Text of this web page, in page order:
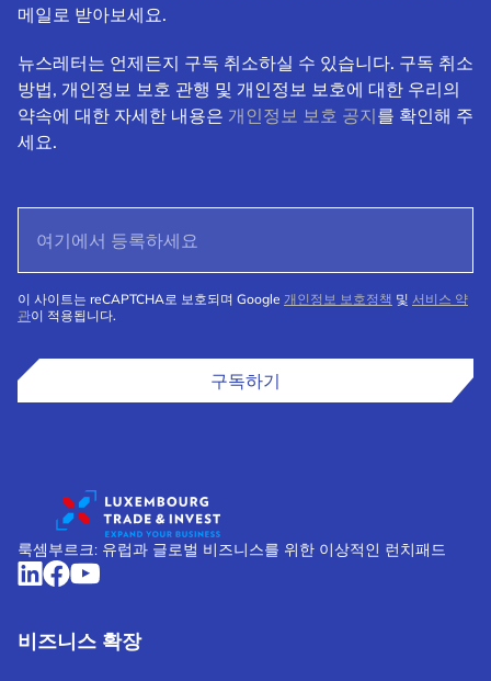
메일로 받아보세요.
뉴스레터는 언제든지 구독 취소하실 수 있습니다. 구독 취소
방법, 개인정보 보호 관행 및 개인정보 보호에 대한 우리의
약속에 대한 자세한 내용은 개인정보 보호 공지를 확인해 주
세요.
이 사이트는 reCAPTCHA로 보호되며 Google 개인정보 보호정책 및 서비스 약
관이 적용됩니다.
구독하기
룩셈부르크: 유럽과 글로벌 비즈니스를 위한 이상적인 런치패드
비즈니스 확장